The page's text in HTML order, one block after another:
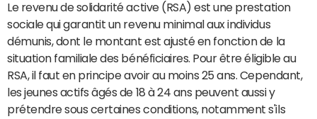
Le revenu de solidarité active (RSA) est une prestation
sociale qui garantit un revenu minimal aux individus
démunis, dont le montant est ajusté en fonction de la
situation familiale des bénéficiaires. Pour être éligible au
RSA, il faut en principe avoir au moins 25 ans. Cependant,
les jeunes actifs âgés de 18 à 24 ans peuvent aussi y
prétendre sous certaines conditions, notamment s'ils